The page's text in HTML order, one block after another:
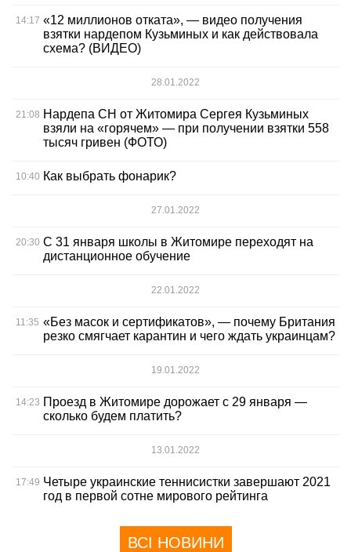
14:17 «12 миллионов отката», — видео получения
взятки нардепом Кузьминых и как действовала
схема? (ВИДЕО)
28.01.2022
21:08 Нардепа СН от Житомира Сергея Кузьминых
взяли на «горячем» — при получении взятки 558
тысяч гривен (ФОТО)
10:40 Как выбрать фонарик?
27.01.2022
20:30 С 31 января школы в Житомире переходят на
дистанционное обучение
22.01.2022
11:35 «Без масок и сертификатов», — почему Британия
резко смягчает карантин и чего ждать украинцам?
19.01.2022
14:23 Проезд в Житомире дорожает с 29 января —
сколько будем платить?
13.01.2022
17:49 Четыре украинские теннисистки завершают 2021
год в первой сотне мирового рейтинга
ВСІ НОВИНИ